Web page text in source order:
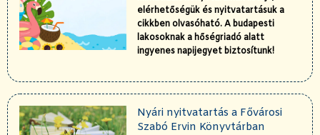
elérhetőségük és nyitvatartásuk a
cikkben olvasóható. A budapesti
lakosoknak a hőségriadó alatt
ingyenes napijegyet biztosítunk!
Nyári nyitvatartás a Fővárosi
Szabó Ervin Könyvtárban